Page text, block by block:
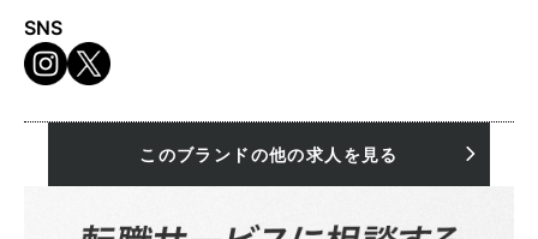
SNS
このブランドの他の求人を見る